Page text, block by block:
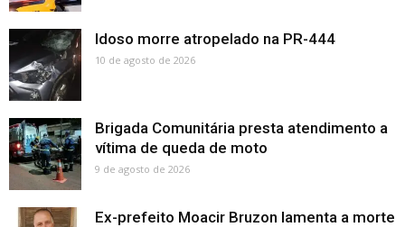
Idoso morre atropelado na PR-444
10 de agosto de 2026
Brigada Comunitária presta atendimento a
vítima de queda de moto
9 de agosto de 2026
Ex-prefeito Moacir Bruzon lamenta a morte